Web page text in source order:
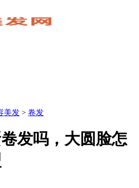
美发 > 卷发
发吗，大圆脸怎